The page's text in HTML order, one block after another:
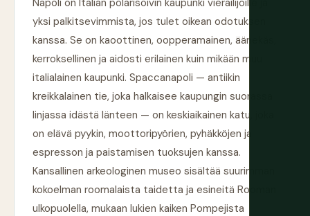
Napoli on Italian polarisoivin kaupunki vierailijoille ja
yksi palkitsevimmista, jos tulet oikean odotuksen
kanssa. Se on kaoottinen, oopperamainen, äänekäs,
kerroksellinen ja aidosti erilainen kuin mikään muu
italialainen kaupunki. Spaccanapoli — antiikin
kreikkalainen tie, joka halkaisee kaupungin suorassa
linjassa idästä länteen — on keskiaikainen katu, joka
on elävä pyykin, moottoripyörien, pyhäkköjen ja
espresson ja paistamisen tuoksujen kanssa.
Kansallinen arkeologinen museo sisältää suurimman
kokoelman roomalaista taidetta ja esineitä Rooman
ulkopuolella, mukaan lukien kaiken Pompejista